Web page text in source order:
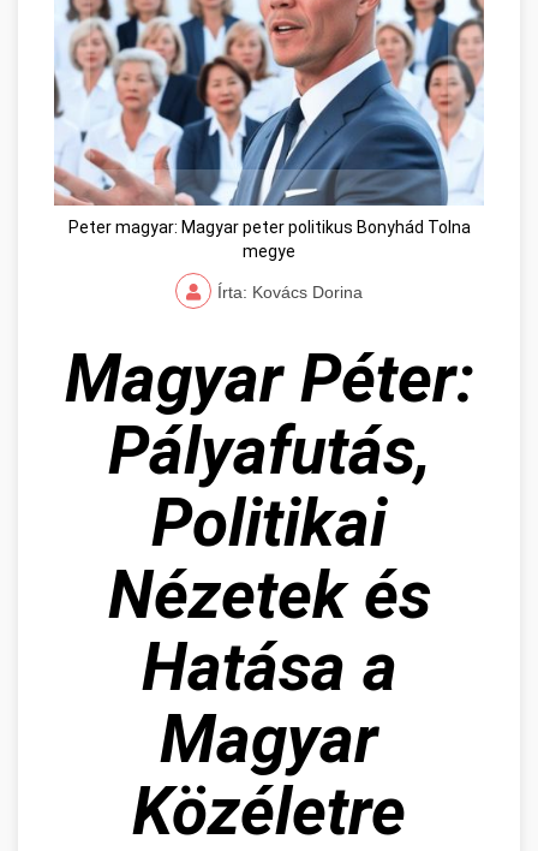
Peter magyar: Magyar peter politikus Bonyhád Tolna
megye
Írta: Kovács Dorina
Magyar Péter:
Pályafutás,
Politikai
Nézetek és
Hatása a
Magyar
Közéletre